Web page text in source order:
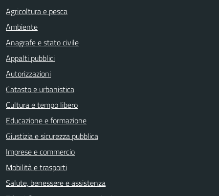
Agricoltura e pesca
Ambiente
Anagrafe e stato civile
Appalti pubblici
Autorizzazioni
Catasto e urbanistica
Cultura e tempo libero
Educazione e formazione
Giustizia e sicurezza pubblica
Imprese e commercio
Mobilità e trasporti
Salute, benessere e assistenza